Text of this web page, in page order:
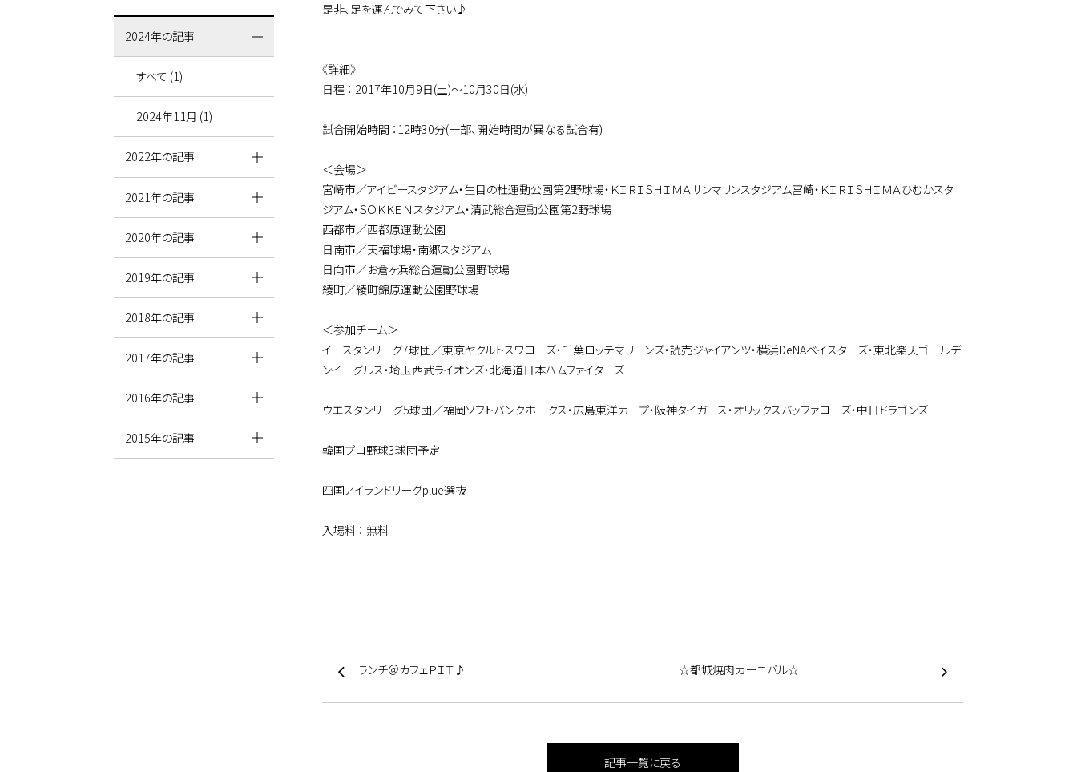
是非、足を運んでみて下さい♪
《詳細》
日程 ： 2017年10月9日(土)～10月30日(水)
試合開始時間 ：12時30分(一部、開始時間が異なる試合有)
＜会場＞
宮崎市／アイビースタジアム・生目の杜運動公園第2野球場・ＫＩＲＩＳＨＩＭＡサンマリンスタジアム宮崎・ＫＩＲＩＳＨＩＭＡひむかスタ
ジアム・ＳＯＫＫＥＮスタジアム・清武総合運動公園第2野球場
西都市／西都原運動公園
日南市／天福球場・南郷スタジアム
日向市／お倉ヶ浜総合運動公園野球場
綾町／綾町錦原運動公園野球場
＜参加チーム＞
イースタンリーグ7球団／東京ヤクルトスワローズ・千葉ロッテマリーンズ・読売ジャイアンツ・横浜DeNAベイスターズ・東北楽天ゴールデ
ンイーグルス・埼玉西武ライオンズ・北海道日本ハムファイターズ
ウエスタンリーグ5球団／福岡ソフトバンクホークス・広島東洋カープ・阪神タイガース・オリックスバッファローズ・中日ドラゴンズ
韓国プロ野球3球団予定
四国アイランドリーグplue選抜
入場料 ： 無料
ランチ＠カフェＰＩＴ♪ ☆都城焼肉カーニバル☆
記事一覧に戻る
2024年の記事
すべて (1)
2024年11月 (1)
2022年の記事
2021年の記事
2020年の記事
2019年の記事
2018年の記事
2017年の記事
2016年の記事
2015年の記事